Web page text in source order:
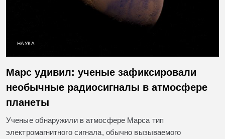
НАУКА
Марс удивил: ученые зафиксировали
необычные радиосигналы в атмосфере
планеты
Ученые обнаружили в атмосфере Марса тип
электромагнитного сигнала, обычно вызываемого